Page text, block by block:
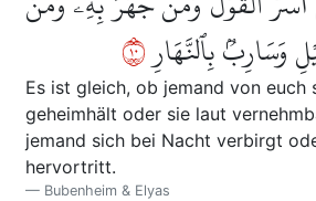
بِٱلنَّهَارِ٠١
Es ist gleich, ob jemand von euch
geheimhält oder sie laut
jemand sich bei Nacht verbirgt
hervortritt.
Bubenheim & Elyas